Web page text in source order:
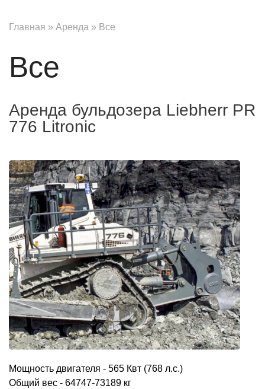
Главная » Аренда » Все
Все
Аренда бульдозера Liebherr PR
776 Litronic
Мощность двигателя - 565 Квт (768 л.с.)
Общий вес - 64747-73189 кг